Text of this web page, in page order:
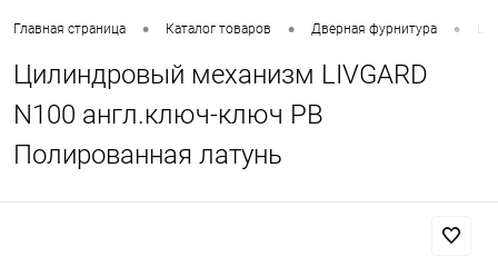
Главная страница • Каталог товаров • Дверная фурнитура •
Цилиндровый механизм LIVGARD
N100 англ.ключ-ключ PB
Полированная латунь